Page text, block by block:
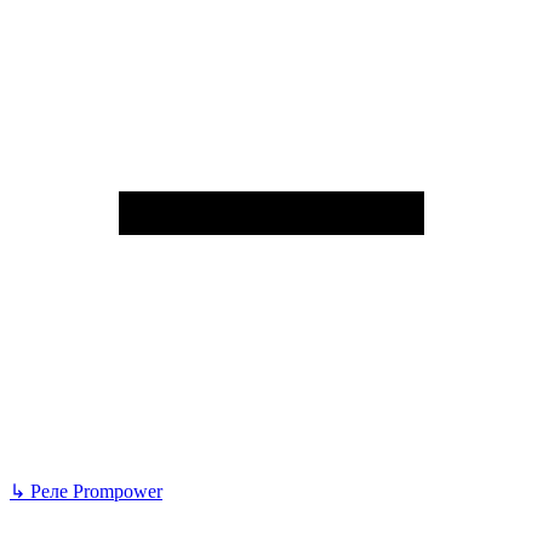
↳ Реле Prompower